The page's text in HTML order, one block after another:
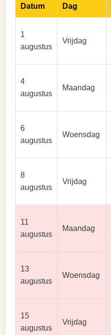
Datum Dag
1
augustus
Vrijdag
4
augustus
Maandag
6
augustus
Woensdag
8
augustus
Vrijdag
11
augustus
Maandag
13
augustus
Woensdag
15
augustus
Vrijdag